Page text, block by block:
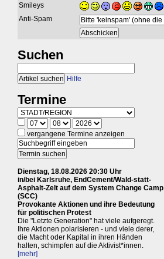
Smileys
Anti-Spam
Suchen
Hilfe
Termine
vergangene Termine anzeigen
Dienstag, 18.08.2026 20:30 Uhr
in/bei Karlsruhe, EndCement/Wald-statt-
Asphalt-Zelt auf dem System Change Camp
(SCC)
Provokante Aktionen und ihre Bedeutung
für politischen Protest
Die "Letzte Generation" hat viele aufgeregt.
Ihre Aktionen polarisieren - und viele derer,
die Macht oder Kapital in ihren Händen
halten, schimpfen auf die Aktivist*innen.
[mehr]